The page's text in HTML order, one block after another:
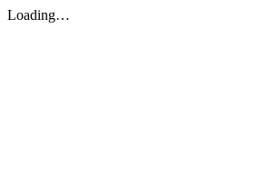
Loading…